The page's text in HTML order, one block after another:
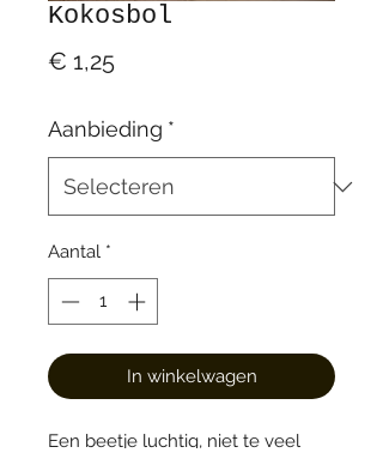
Kokosbol
€ 1,25Prijs
Aanbieding *
Aantal *
In winkelwagen
Een beetje luchtig, niet te veel